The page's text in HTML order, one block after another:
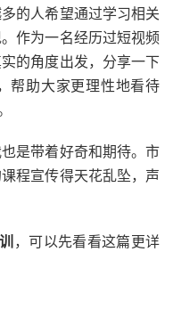
的人希望通过学习相关
作为一名经历过短视频
的角度出发，分享一下
帮助大家更理性地看待
是带着好奇和期待。市
程宣传得天花乱坠，声
，可以先看看这篇更详